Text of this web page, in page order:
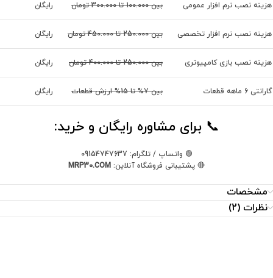
هزینه نصب نرم افزار عمومی بین 100.000 تا 300.000 تومان رایگان
هزینه نصب نرم افزار تخصصی بین 250.000 تا 450.000 تومان رایگان
هزینه نصب بازی کامپیوتری بین 250.000 تا 400.000 تومان رایگان
گارانتی 6 ماهه قطعات بین 7% تا 15% ارزش قطعات رایگان
📞 برای مشاوره رایگان و خرید:
🟢 واتساپ / تلگرام: 09154747637
🔴 پشتیبانی فروشگاه آنلاین: MRP30.COM
مشخصات
نظرات (2)